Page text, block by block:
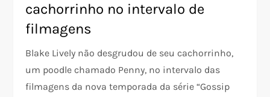
cachorrinho no intervalo de
filmagens
Blake Lively não desgrudou de seu cachorrinho,
um poodle chamado Penny, no intervalo das
filmagens da nova temporada da série “Gossip